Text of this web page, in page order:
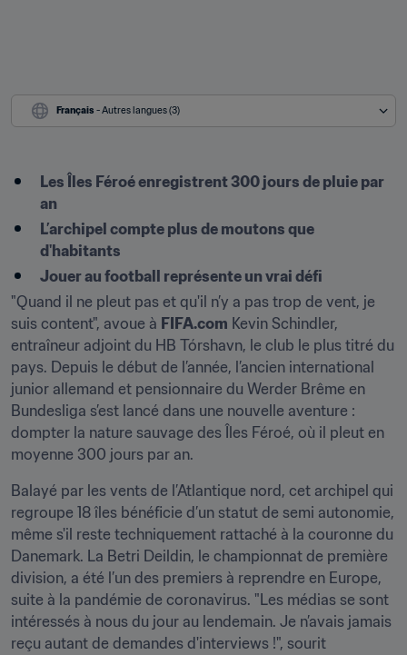
Français - Autres langues (3)
Les Îles Féroé enregistrent 300 jours de pluie par
an
L’archipel compte plus de moutons que
d'habitants
Jouer au football représente un vrai défi
"Quand il ne pleut pas et qu'il n’y a pas trop de vent, je
suis content", avoue à FIFA.com Kevin Schindler,
entraîneur adjoint du HB Tórshavn, le club le plus titré du
pays. Depuis le début de l’année, l’ancien international
junior allemand et pensionnaire du Werder Brême en
Bundesliga s’est lancé dans une nouvelle aventure :
dompter la nature sauvage des Îles Féroé, où il pleut en
moyenne 300 jours par an.
Balayé par les vents de l’Atlantique nord, cet archipel qui
regroupe 18 îles bénéficie d’un statut de semi autonomie,
même s'il reste techniquement rattaché à la couronne du
Danemark. La Betri Deildin, le championnat de première
division, a été l’un des premiers à reprendre en Europe,
suite à la pandémie de coronavirus. "Les médias se sont
intéressés à nous du jour au lendemain. Je n’avais jamais
reçu autant de demandes d'interviews !", sourit